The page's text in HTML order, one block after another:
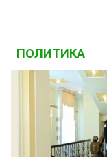
ПОЛИТИКА